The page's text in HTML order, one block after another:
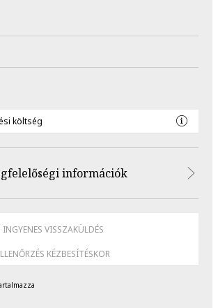
költség
információk
VISSZAKÜLDÉS
KÉZBESÍTÉSKOR